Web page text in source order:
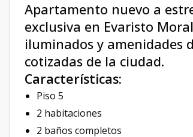
Apartamento nuevo a
exclusiva en Evaristo
iluminados y amenidades
cotizadas de la ciudad.
Características:
Piso 5
2 habitaciones
2 baños completos